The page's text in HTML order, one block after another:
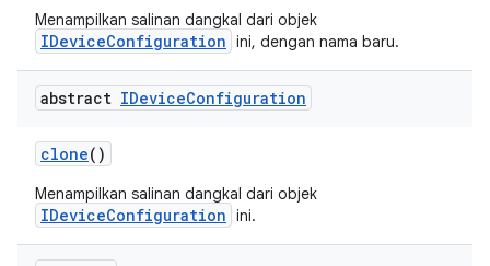
Menampilkan salinan dangkal dari objek
IDeviceConfiguration ini, dengan nama baru.
abstract IDeviceConfiguration
clone()
Menampilkan salinan dangkal dari objek
IDeviceConfiguration ini.